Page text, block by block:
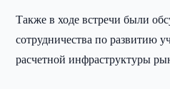
Также в ходе встречи были
сотрудничества по развитию
расчетной инфраструктуры